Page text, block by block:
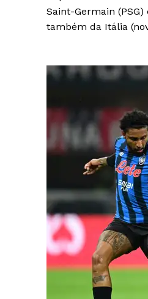
Saint-Germain
também da Itália